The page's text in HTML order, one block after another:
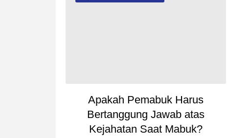
Apakah Pemabuk Harus
Bertanggung Jawab atas
Kejahatan Saat Mabuk?